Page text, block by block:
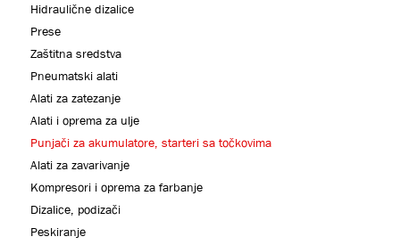
Hidraulične dizalice
Prese
Zaštitna sredstva
Pneumatski alati
Alati za zatezanje
Alati i oprema za ulje
Punjači za akumulatore, starteri sa točkovima
Alati za zavarivanje
Kompresori i oprema za farbanje
Dizalice, podizači
Peskiranje